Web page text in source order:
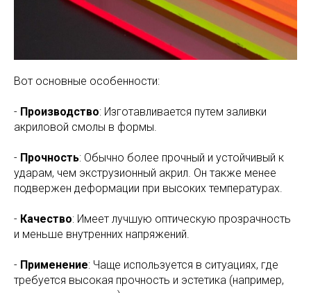
Вот основные особенности:
- Производство: Изготавливается путем заливки
акриловой смолы в формы.
- Прочность: Обычно более прочный и устойчивый к
ударам, чем экструзионный акрил. Он также менее
подвержен деформации при высоких температурах.
- Качество: Имеет лучшую оптическую прозрачность
и меньше внутренних напряжений.
- Применение: Чаще используется в ситуациях, где
требуется высокая прочность и эстетика (например,